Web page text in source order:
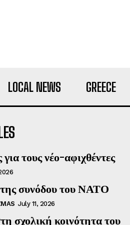
LOCAL NEWS GREECE
τους νέο-αφιχθέντες
της συνόδου του ΝΑΤΟ
July 11, 2026
σχολική κοινότητα του